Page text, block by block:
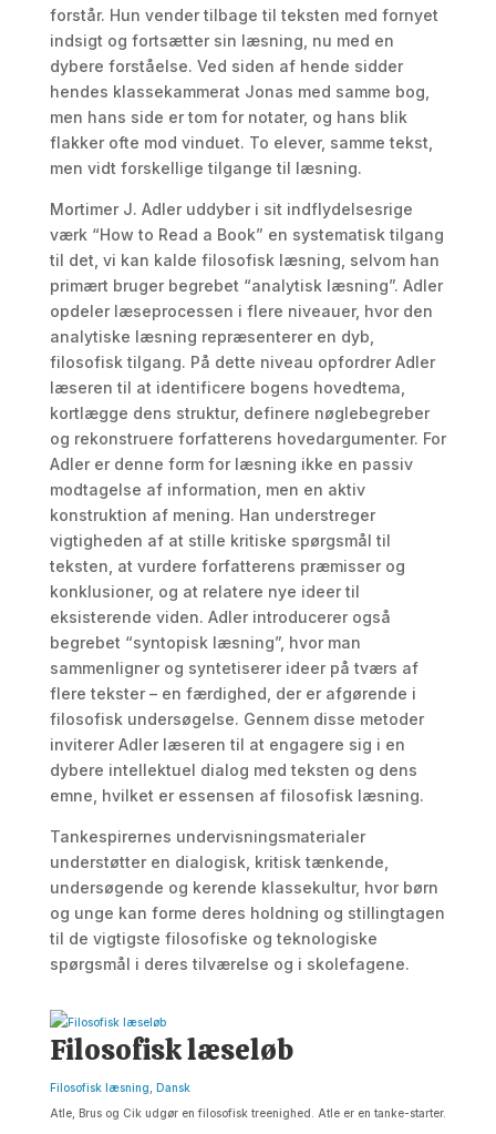
forstår. Hun vender tilbage til teksten med fornyet
indsigt og fortsætter sin læsning, nu med en
dybere forståelse. Ved siden af hende sidder
hendes klassekammerat Jonas med samme bog,
men hans side er tom for notater, og hans blik
flakker ofte mod vinduet. To elever, samme tekst,
men vidt forskellige tilgange til læsning.
Mortimer J. Adler uddyber i sit indflydelsesrige
værk “How to Read a Book” en systematisk tilgang
til det, vi kan kalde filosofisk læsning, selvom han
primært bruger begrebet “analytisk læsning”. Adler
opdeler læseprocessen i flere niveauer, hvor den
analytiske læsning repræsenterer en dyb,
filosofisk tilgang. På dette niveau opfordrer Adler
læseren til at identificere bogens hovedtema,
kortlægge dens struktur, definere nøglebegreber
og rekonstruere forfatterens hovedargumenter. For
Adler er denne form for læsning ikke en passiv
modtagelse af information, men en aktiv
konstruktion af mening. Han understreger
vigtigheden af at stille kritiske spørgsmål til
teksten, at vurdere forfatterens præmisser og
konklusioner, og at relatere nye ideer til
eksisterende viden. Adler introducerer også
begrebet “syntopisk læsning”, hvor man
sammenligner og syntetiserer ideer på tværs af
flere tekster – en færdighed, der er afgørende i
filosofisk undersøgelse. Gennem disse metoder
inviterer Adler læseren til at engagere sig i en
dybere intellektuel dialog med teksten og dens
emne, hvilket er essensen af filosofisk læsning.
Tankespirernes undervisningsmaterialer
understøtter en dialogisk, kritisk tænkende,
undersøgende og kerende klassekultur, hvor børn
og unge kan forme deres holdning og stillingtagen
til de vigtigste filosofiske og teknologiske
spørgsmål i deres tilværelse og i skolefagene.
Filosofisk læseløb
Filosofisk læsning Dansk
Atle, Brus og Cik udgør en filosofisk treenighed. Atle er en tanke-starter.